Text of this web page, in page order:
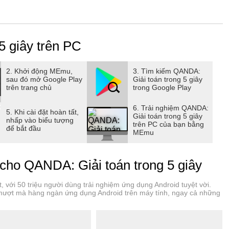
lý AI tiên tiến của QANDA cung cấp ngay lời giải theo
quả hơn.
nhận được câu trả lời mà còn thực sự hiểu khi học toán,
được chia thành các bước rõ ràng, chi tiết, giúp bạn nắm
lưu ý", bạn nhận được các giải thích bổ sung giúp củng
thường gặp.
trình học, chỉ cần chụp ảnh và trò chuyện với các gia sư của
Cho dù bạn cần trợ giúp về một vấn đề cụ thể hay làm rõ
cấp lời giải thích và câu trả lời chuyên sâu, tùy chỉnh theo
giây trên PC
2. Khởi động MEmu,
sau đó mở Google Play
trên trang chủ
3. Tìm kiếm QANDA:
Giải toán trong 5 giây
trong Google Play
5. Khi cài đặt hoàn tất,
nhấp vào biểu tượng
để bắt đầu
6. Trải nghiệm QANDA:
Giải toán trong 5 giây
trên PC của bạn bằng
MEmu
QANDA: Giải toán trong 5 giây
với 50 triệu người dùng trải nghiệm ứng dụng Android tuyệt vời.
mà hàng ngàn ứng dụng Android trên máy tính, ngay cả những